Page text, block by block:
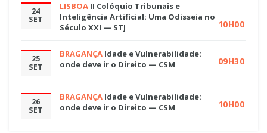
24
SET
LISBOA II Colóquio Tribunais e
Inteligência Artificial: Uma Odisseia no
Século XXI — STJ
10H00
25
SET
BRAGANÇA Idade e Vulnerabilidade:
onde deve ir o Direito — CSM
09H30
26
SET
BRAGANÇA Idade e Vulnerabilidade:
onde deve ir o Direito — CSM
10H00